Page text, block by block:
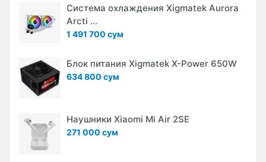
Система охлаждения Xigmatek Aurora
Arcti ...
1 491 700 сум
Блок питания Xigmatek X-Power 650W
634 800 сум
Наушники Xiaomi Mi Air 2SE
271 000 сум